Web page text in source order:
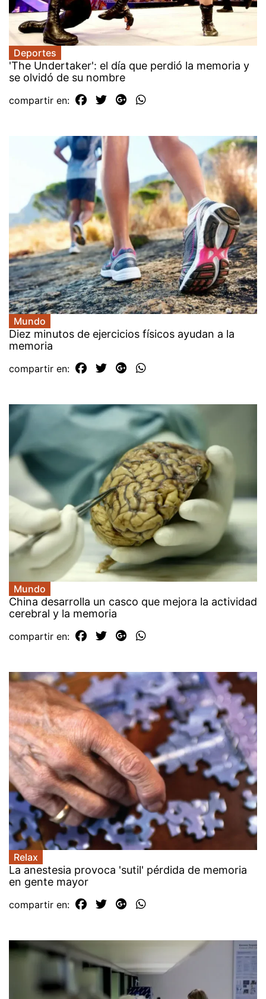
Deportes
'The Undertaker': el día que perdió la memoria y
se olvidó de su nombre
compartir en:
Mundo
Diez minutos de ejercicios físicos ayudan a la
memoria
compartir en:
Mundo
China desarrolla un casco que mejora la actividad
cerebral y la memoria
compartir en:
Relax
La anestesia provoca 'sutil' pérdida de memoria
en gente mayor
compartir en: